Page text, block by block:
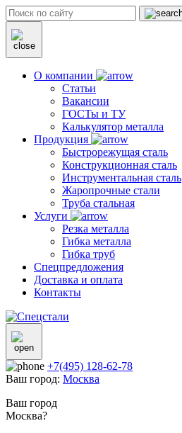
О компании
Статьи
Вакансии
ГОСТы и ТУ
Калькулятор металла
Продукция
Быстрорежущая сталь
Конструкционная сталь
Инструментальная сталь
Жаропрочные стали
Труба стальная
Услуги
Резка металла
Гибка металла
Гибка труб
Спецпредложения
Доставка и оплата
Контакты
+7(495) 128-62-78
Ваш город: Москва
Ваш город
Москва?